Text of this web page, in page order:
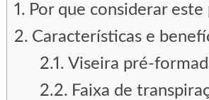
Por que considerar
Características e
Viseira pré-
Faixa de